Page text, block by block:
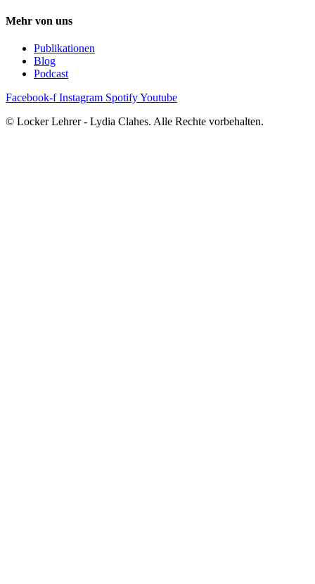
Mehr von uns
Publikationen
Blog
Podcast
Facebook-f Instagram SpotifyYoutube
© Locker Lehrer - Lydia Clahes. Alle Rechte vorbehalten.